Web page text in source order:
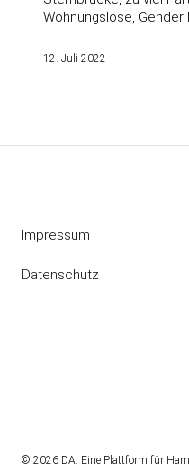
Wohnungslose, Gender
12. Juli 2022
Impressum
Datenschutz
© 2026 DA. Eine Plattform für